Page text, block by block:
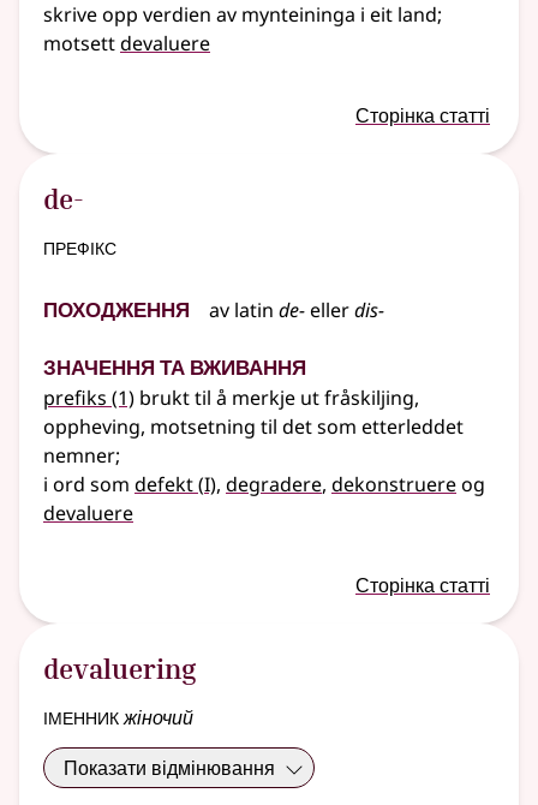
skrive opp verdien av mynteininga i eit land;
motsettdevaluere
Сторінка статті
de-
префікс
Походження av latin de-ellerdis-
Значення та вживання
prefiks (1) brukt til å merkje ut fråskiljing,
oppheving, motsetning til det som etterleddet
nemner;
i ord som defekt(1
I), degradere, dekonstruereog
devaluere
Сторінка статті
devaluering
іменникжіночий
Показати відмінювання